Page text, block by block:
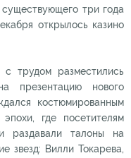
три года
открылось казино
трудом разместились
презентацию нового
костюмированным
где посетителям
раздавали талоны на
звезд: Вилли Токарева,